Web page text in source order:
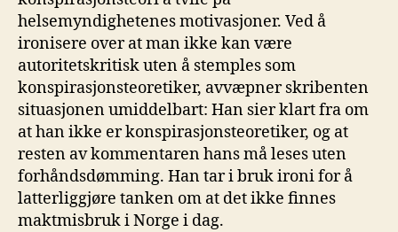
helsemyndighetenes motivasjoner. Ved å
ironisere over at man ikke kan være
autoritetskritisk uten å stemples som
konspirasjonsteoretiker, avvæpner skribenten
situasjonen umiddelbart: Han sier klart fra om
at han ikke er konspirasjonsteoretiker, og at
resten av kommentaren hans må leses uten
forhåndsdømming. Han tar i bruk ironi for å
latterliggjøre tanken om at det ikke finnes
maktmisbruk i Norge i dag.